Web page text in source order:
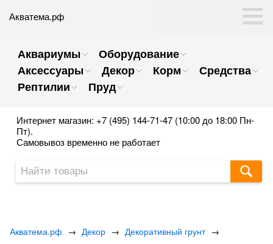
Акватема.рф
Аквариумы
Оборудование
Аксессуары
Декор Корм
Средства
Рептилии
Пруд
Интернет магазин: +7 (495) 144-71-47 (10:00 до 18:00 Пн-
Пт).
Самовывоз временно не работает
Акватема.рф → Декор → Декоративный грунт →